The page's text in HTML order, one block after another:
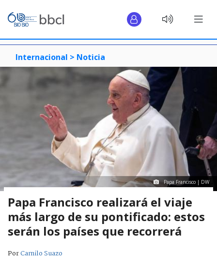
Internacional > Noticia
Papa Francisco | DW
Papa Francisco realizará el viaje
más largo de su pontificado: estos
serán los países que recorrerá
PorCamilo Suazo